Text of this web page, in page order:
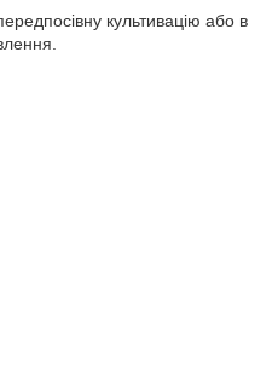
культивацію або в